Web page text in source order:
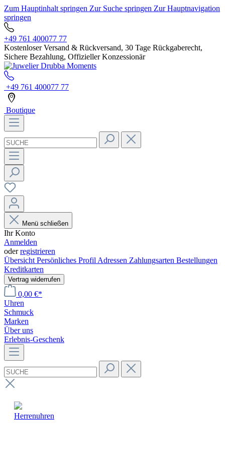
Zum Hauptinhalt springen Zur Suche springen Zur Hauptnavigation
springen
+49 761 400077 77
Kostenloser Versand & Rückversand, 30 Tage Rückgaberecht,
Sichere Bezahlung, Offizieller Konzessionär
+49 761 400077 77
Boutique
Menü schließen
Ihr Konto
Anmelden
oderregistrieren
Übersicht Persönliches Profil Adressen Zahlungsarten Bestellungen
Kreditkarten
Vertrag widerrufen
0,00 €*
Uhren
Schmuck
Marken
Über uns
Erlebnis-Geschenk
Herrenuhren